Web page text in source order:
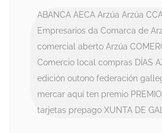
ABANCA AECA Arzúa Arzúa
Empresarios da Comarca de
comercial aberto Arzúa
Comercio local compras DÍAS
edición outono federación
mercar aquí ten premio
tarjetas prepago XUNTA DE